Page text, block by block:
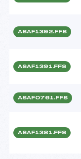
ASAF1392.FFS
ASAF1391.FFS
ASAF0761.FFS
ASAF1381.FFS